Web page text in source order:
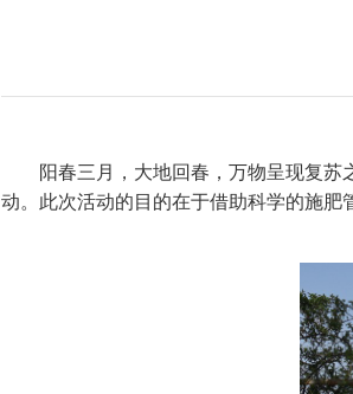
阳春三月，大地回春，万物呈现复
动。此次活动的目的在于借助科学的施肥